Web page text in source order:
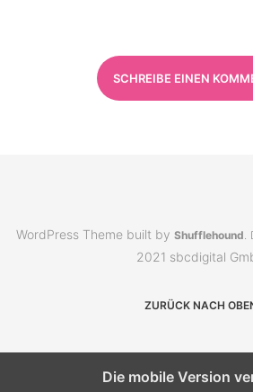
SCHREIBE EINEN
WordPress Theme built by Shufflehound
2021 sbcdigital
ZURÜCK NACH
Die mobile Version